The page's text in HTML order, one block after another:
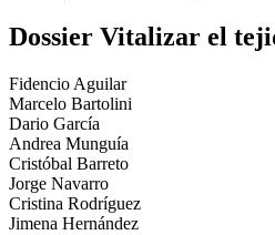
Dossier Vitalizar el
Fidencio Aguilar
Marcelo Bartolini
Dario García
Andrea Munguía
Cristóbal Barreto
Jorge Navarro
Cristina Rodríguez
Jimena Hernández